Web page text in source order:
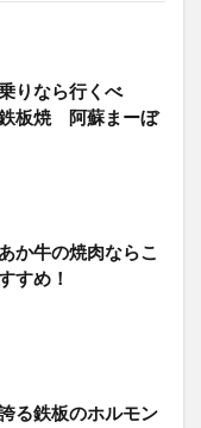
りなら行くべ
板焼 阿蘇まーぼ
か牛の焼肉ならこ
すめ！
る鉄板のホルモン